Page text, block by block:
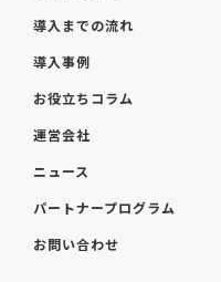
導入までの流れ
導入事例
お役立ちコラム
運営会社
ニュース
パートナープログラム
お問い合わせ